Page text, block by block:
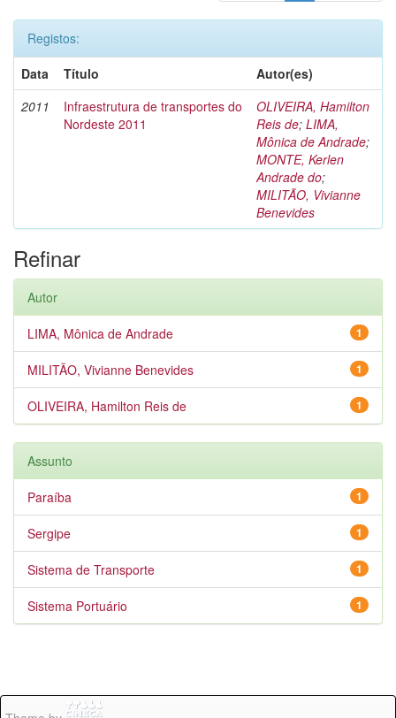
Registos:
Data
Título
Autor(es)
2011
Infraestrutura de transportes do
Nordeste 2011
OLIVEIRA, Hamilton
Reis de; LIMA,
Mônica de Andrade;
MONTE, Kerlen
Andrade do;
MILITÃO, Vivianne
Benevides
Refinar
Autor
1
LIMA, Mônica de Andrade
1
MILITÃO, Vivianne Benevides
1
OLIVEIRA, Hamilton Reis de
Assunto
1
Paraíba
1
Sergipe
1
Sistema de Transporte
1
Sistema Portuário